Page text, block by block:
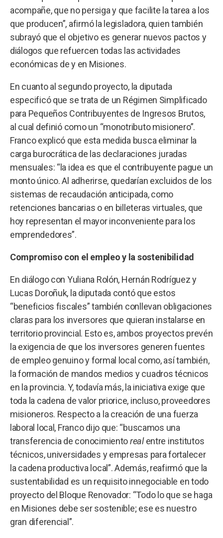
acompañe, que no persiga y que facilite la tarea a los
que producen”, afirmó la legisladora, quien también
subrayó que el objetivo es generar nuevos pactos y
diálogos que refuercen todas las actividades
económicas de y en Misiones.
En cuanto al segundo proyecto, la diputada
especificó que se trata de un Régimen Simplificado
para Pequeños Contribuyentes de Ingresos Brutos,
al cual definió como un “monotributo misionero”.
Franco explicó que esta medida busca eliminar la
carga burocrática de las declaraciones juradas
mensuales: “la idea es que el contribuyente pague un
monto único. Al adherirse, quedarían excluidos de los
sistemas de recaudación anticipada, como
retenciones bancarias o en billeteras virtuales, que
hoy representan el mayor inconveniente para los
emprendedores”.
Compromiso con el empleo y la sostenibilidad
En diálogo con Yuliana Rolón, Hernán Rodríguez y
Lucas Doroñuk, la diputada contó que estos
“beneficios fiscales” también conllevan obligaciones
claras para los inversores que quieran instalarse en
territorio provincial. Esto es, ambos proyectos prevén
la exigencia de que los inversores generen fuentes
de empleo genuino y formal local como, así también,
la formación de mandos medios y cuadros técnicos
en la provincia. Y, todavía más, la iniciativa exige que
toda la cadena de valor priorice, incluso, proveedores
misioneros. Respecto a la creación de una fuerza
laboral local, Franco dijo que: “buscamos una
transferencia de conocimientorealentre institutos
técnicos, universidades y empresas para fortalecer
la cadena productiva local”. Además, reafirmó que la
sustentabilidad es un requisito innegociable en todo
proyecto del Bloque Renovador: “Todo lo que se haga
en Misiones debe ser sostenible; ese es nuestro
gran diferencial”.